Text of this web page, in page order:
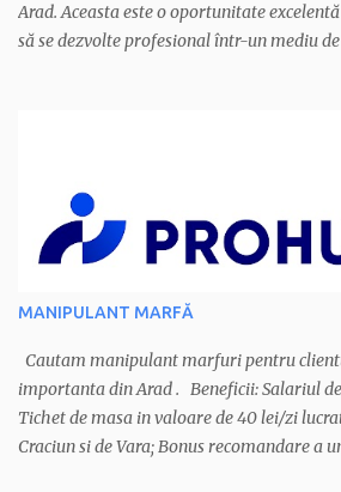
Arad. Aceasta este o oportunitate
să se dezvolte profesional într-un mediu
în format electronic. - Organizarea
Monitorizarea cheltuielilor companiei. -
administrative conform necesităților
candidatului ideal: - Abilități excelente de
tehnice, inclusiv gestionarea pachetului
Excel, PowerPoint) ș...
MANIPULANT MARFĂ
Cautam manipulant marfuri pentru
importanta din Arad . Beneficii: Salariul
Tichet de masa in valoare de 40 lei/zi
Craciun si de Vara; Bonus recomandare a